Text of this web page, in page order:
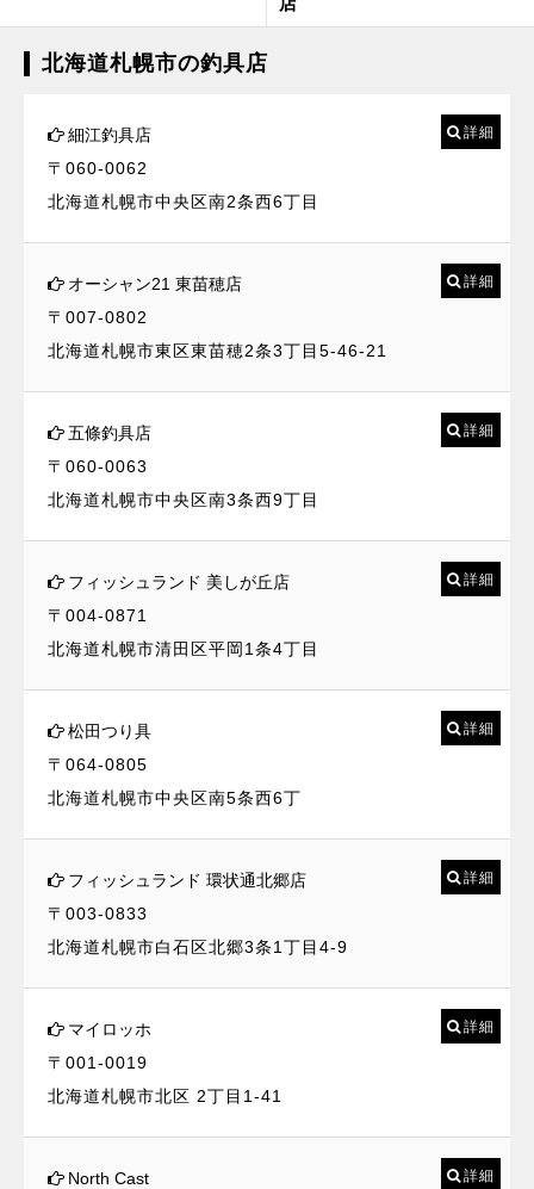
北海道札幌市の釣具店
細江釣具店
〒060-0062
北海道札幌市中央区南2条西6丁目
詳細
オーシャン21 東苗穂店
〒007-0802
北海道札幌市東区東苗穂2条3丁目5-46-21
詳細
五條釣具店
〒060-0063
北海道札幌市中央区南3条西9丁目
詳細
フィッシュランド 美しが丘店
〒004-0871
北海道札幌市清田区平岡1条4丁目
詳細
松田つり具
〒064-0805
北海道札幌市中央区南5条西6丁
詳細
フィッシュランド 環状通北郷店
〒003-0833
北海道札幌市白石区北郷3条1丁目4-9
詳細
マイロッホ
〒001-0019
北海道札幌市北区 2丁目1-41
詳細
North Cast
詳細